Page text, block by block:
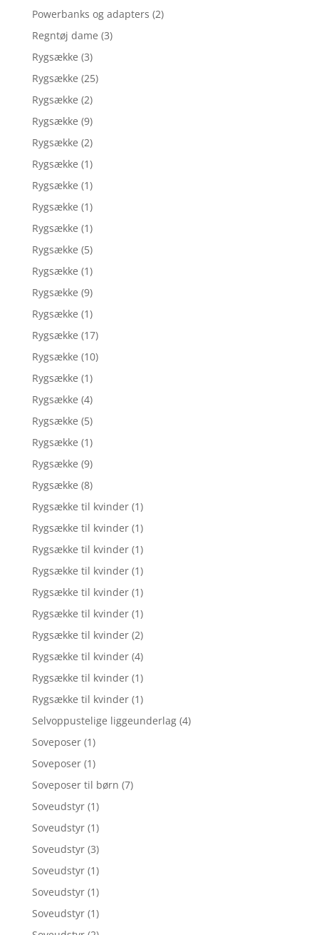
Powerbanks og adapters (2)
Regntøj dame (3)
Rygsække (3)
Rygsække (25)
Rygsække (2)
Rygsække (9)
Rygsække (2)
Rygsække (1)
Rygsække (1)
Rygsække (1)
Rygsække (1)
Rygsække (5)
Rygsække (1)
Rygsække (9)
Rygsække (1)
Rygsække (17)
Rygsække (10)
Rygsække (1)
Rygsække (4)
Rygsække (5)
Rygsække (1)
Rygsække (9)
Rygsække (8)
Rygsække til kvinder (1)
Rygsække til kvinder (1)
Rygsække til kvinder (1)
Rygsække til kvinder (1)
Rygsække til kvinder (1)
Rygsække til kvinder (1)
Rygsække til kvinder (2)
Rygsække til kvinder (4)
Rygsække til kvinder (1)
Rygsække til kvinder (1)
Selvoppustelige liggeunderlag (4)
Soveposer (1)
Soveposer (1)
Soveposer til børn (7)
Soveudstyr (1)
Soveudstyr (1)
Soveudstyr (3)
Soveudstyr (1)
Soveudstyr (1)
Soveudstyr (1)